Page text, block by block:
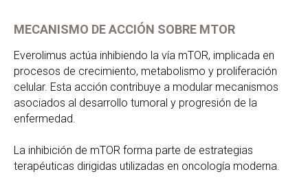
MECANISMO DE ACCIÓN SOBRE MTOR
Everolimus actúa inhibiendo la vía mTOR, implicada en
procesos de crecimiento, metabolismo y proliferación
celular. Esta acción contribuye a modular mecanismos
asociados al desarrollo tumoral y progresión de la
enfermedad.
La inhibición de mTOR forma parte de estrategias
terapéuticas dirigidas utilizadas en oncología moderna.